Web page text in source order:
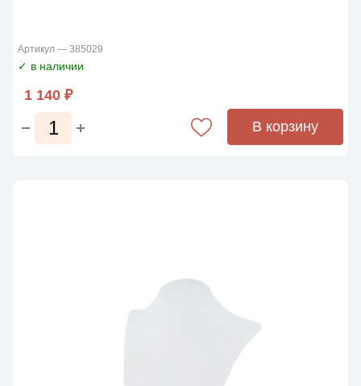
Артикул — 385029
✓ в наличии
1 140 ₽
В корзину